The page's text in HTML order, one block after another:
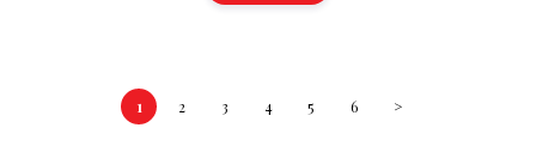
1 2 3 4 5 6 >